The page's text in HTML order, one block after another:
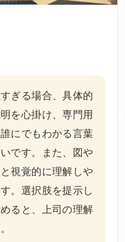
ぎる場合、具体的
を心掛け、専門用
にでもわかる言葉
です。また、図や
視覚的に理解しや
。選択肢を提示し
ると、上司の理解